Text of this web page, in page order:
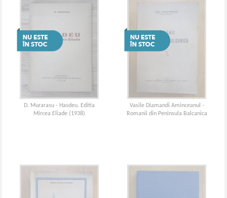
D. Murarasu - Hasdeu. Editia
Mircea Eliade (1938)
Vasile Diamandi Aminceanul -
Romanii din Peninsula Balcanica